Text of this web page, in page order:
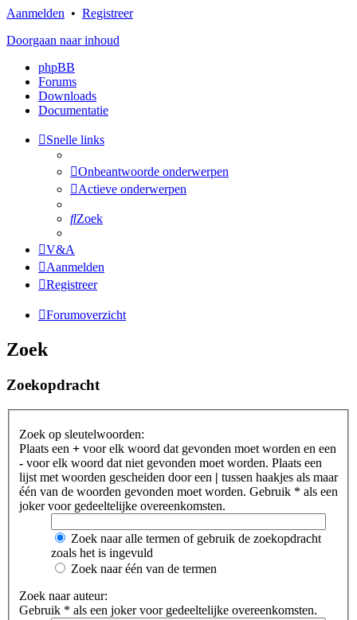
Aanmelden • Registreer
Doorgaan naar inhoud
phpBB
Forums
Downloads
Documentatie
Snelle links
Onbeantwoorde onderwerpen
Actieve onderwerpen
Zoek
V&A
Aanmelden
Registreer
Forumoverzicht
Zoek
Zoekopdracht
Zoek op sleutelwoorden:
Plaats een + voor elk woord dat gevonden moet worden en een
- voor elk woord dat niet gevonden moet worden. Plaats een
lijst met woorden gescheiden door een | tussen haakjes als maar
één van de woorden gevonden moet worden. Gebruik * als een
joker voor gedeeltelijke overeenkomsten.
Zoek naar alle termen of gebruik de zoekopdracht
zoals het is ingevuld
Zoek naar één van de termen
Zoek naar auteur:
Gebruik * als een joker voor gedeeltelijke overeenkomsten.